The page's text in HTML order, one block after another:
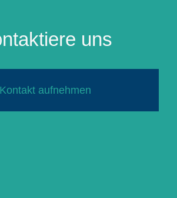
uns
Kontakt aufnehmen